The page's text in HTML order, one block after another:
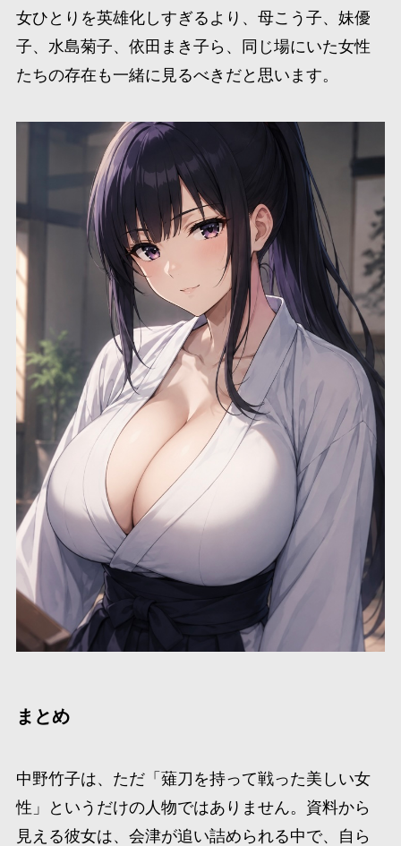
女ひとりを英雄化しすぎるより、母こう子、妹優
子、水島菊子、依田まき子ら、同じ場にいた女性
たちの存在も一緒に見るべきだと思います。
まとめ
中野竹子は、ただ「薙刀を持って戦った美しい女
性」というだけの人物ではありません。資料から
見える彼女は、会津が追い詰められる中で、自ら